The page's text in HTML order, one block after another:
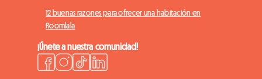
12 buenas razones para ofrecer una habitación en
Roomlala
¡Únete a nuestra comunidad!